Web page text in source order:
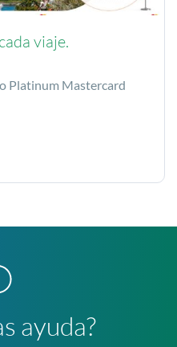
viaje.
Platinum Mastercard
ayuda?